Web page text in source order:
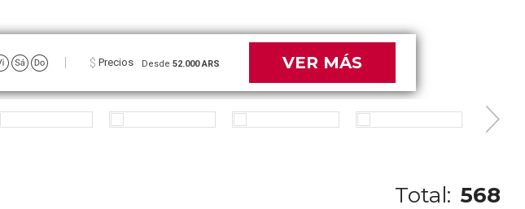
Precios Desde52.000 ARS VER MÁS
Total: 568